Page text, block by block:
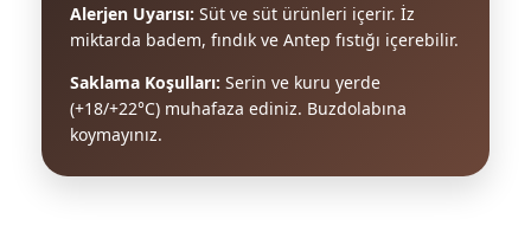
Alerjen Uyarısı: Süt ve süt ürünleri içerir. İz
miktarda badem, fındık ve Antep fıstığı içerebilir.
Saklama Koşulları: Serin ve kuru yerde
(+18/+22°C) muhafaza ediniz. Buzdolabına
koymayınız.